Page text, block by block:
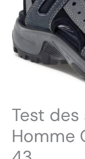
Test des
Homme